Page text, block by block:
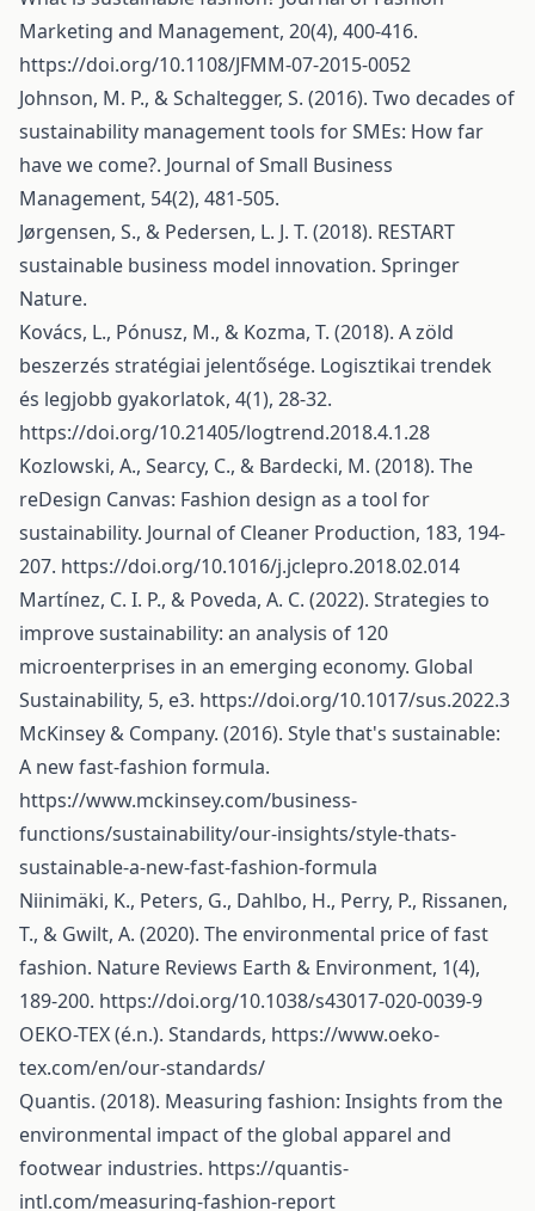
Marketing and Management, 20(4), 400-416.
https://doi.org/10.1108/JFMM-07-2015-0052
Johnson, M. P., & Schaltegger, S. (2016). Two decades of
sustainability management tools for SMEs: How far
have we come?. Journal of Small Business
Management, 54(2), 481-505.
Jørgensen, S., & Pedersen, L. J. T. (2018). RESTART
sustainable business model innovation. Springer
Nature.
Kovács, L., Pónusz, M., & Kozma, T. (2018). A zöld
beszerzés stratégiai jelentősége. Logisztikai trendek
és legjobb gyakorlatok, 4(1), 28-32.
https://doi.org/10.21405/logtrend.2018.4.1.28
Kozlowski, A., Searcy, C., & Bardecki, M. (2018). The
reDesign Canvas: Fashion design as a tool for
sustainability. Journal of Cleaner Production, 183, 194-
207. https://doi.org/10.1016/j.jclepro.2018.02.014
Martínez, C. I. P., & Poveda, A. C. (2022). Strategies to
improve sustainability: an analysis of 120
microenterprises in an emerging economy. Global
Sustainability, 5, e3. https://doi.org/10.1017/sus.2022.3
McKinsey & Company. (2016). Style that's sustainable:
A new fast-fashion formula.
https://www.mckinsey.com/business-
functions/sustainability/our-insights/style-thats-
sustainable-a-new-fast-fashion-formula
Niinimäki, K., Peters, G., Dahlbo, H., Perry, P., Rissanen,
T., & Gwilt, A. (2020). The environmental price of fast
fashion. Nature Reviews Earth & Environment, 1(4),
189-200. https://doi.org/10.1038/s43017-020-0039-9
OEKO-TEX (é.n.). Standards, https://www.oeko-
tex.com/en/our-standards/
Quantis. (2018). Measuring fashion: Insights from the
environmental impact of the global apparel and
footwear industries. https://quantis-
intl.com/measuring-fashion-report